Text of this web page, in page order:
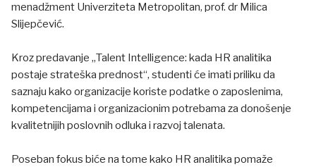
menadžment Univerziteta Metropolitan, prof. dr Milica
Slijepčević.
Kroz predavanje „Talent Intelligence: kada HR analitika
postaje strateška prednost“, studenti će imati priliku da
saznaju kako organizacije koriste podatke o zaposlenima,
kompetencijama i organizacionim potrebama za donošenje
kvalitetnijih poslovnih odluka i razvoj talenata.
Poseban fokus biće na tome kako HR analitika pomaže